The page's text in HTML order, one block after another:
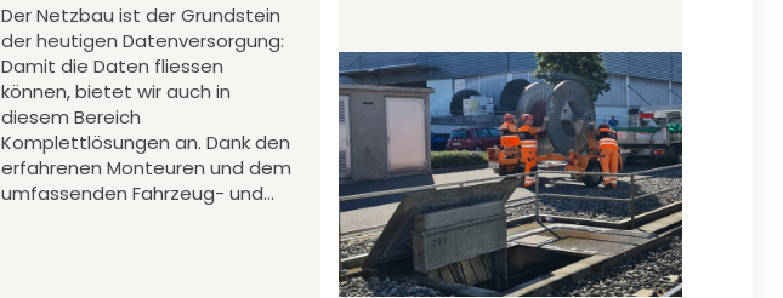
Der Netzbau ist der Grundstein
der heutigen Datenversorgung:
Damit die Daten fliessen
können, bietet wir auch in
diesem Bereich
Komplettlösungen an. Dank den
erfahrenen Monteuren und dem
umfassenden Fahrzeug- und…